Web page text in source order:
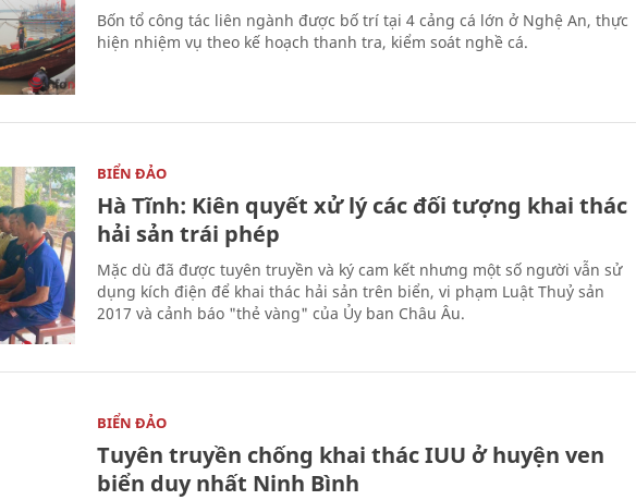
Bốn tổ công tác liên ngành được bố trí tại 4 cảng cá lớn ở Nghệ An, thực
hiện nhiệm vụ theo kế hoạch thanh tra, kiểm soát nghề cá.
BIỂN ĐẢO
Hà Tĩnh: Kiên quyết xử lý các đối tượng khai thác
hải sản trái phép
Mặc dù đã được tuyên truyền và ký cam kết nhưng một số người vẫn sử
dụng kích điện để khai thác hải sản trên biển, vi phạm Luật Thuỷ sản
2017 và cảnh báo "thẻ vàng" của Ủy ban Châu Âu.
BIỂN ĐẢO
Tuyên truyền chống khai thác IUU ở huyện ven
biển duy nhất Ninh Bình